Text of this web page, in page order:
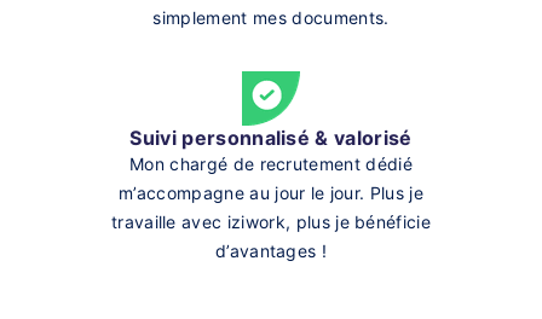
simplement mes documents.
Suivi personnalisé & valorisé
Mon chargé de recrutement dédié
m’accompagne au jour le jour. Plus je
travaille avec iziwork, plus je bénéficie
d’avantages !